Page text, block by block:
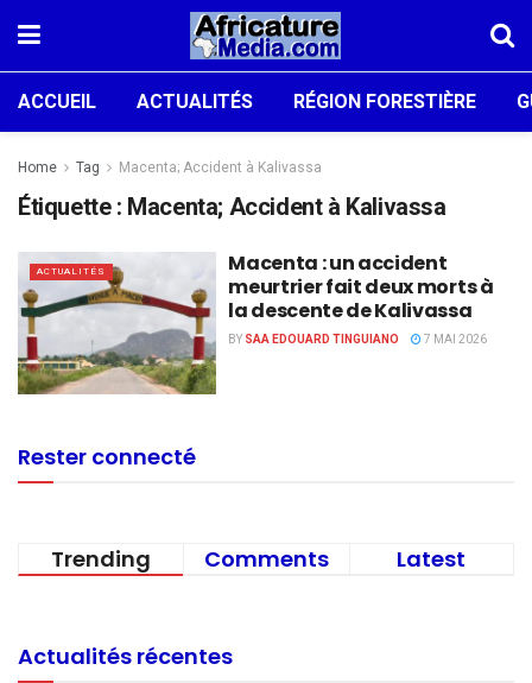
ACCUEIL ACTUALITÉS RÉGION FORESTIÈRE
Home Tag Macenta; Accident à Kalivassa
Étiquette : Macenta; Accident à Kalivassa
ACTUALITÉS
Macenta : un accident
meurtrier fait deux morts à
la descente de Kalivassa
BY SAA EDOUARD TINGUIANO 7 MAI 2026
Rester connecté
Trending Comments Latest
Actualités récentes